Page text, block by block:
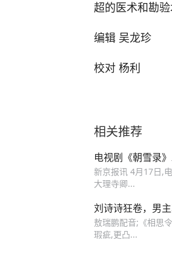
超的医术和勘
编辑 吴龙珍
校对 杨利
相关推荐
电视剧《朝雪录
新京报讯 4月17日,
大理寺卿...
刘诗诗狂卷，男
敖瑞鹏配音;《相思
瑕疵,更凸...